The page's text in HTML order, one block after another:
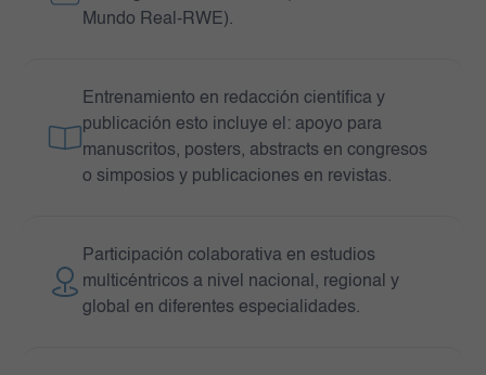
Mundo Real-RWE).
Entrenamiento en redacción científica y
publicación esto incluye el: apoyo para
manuscritos, posters, abstracts en congresos
o simposios y publicaciones en revistas.
Participación colaborativa en estudios
multicéntricos a nivel nacional, regional y
global en diferentes especialidades.